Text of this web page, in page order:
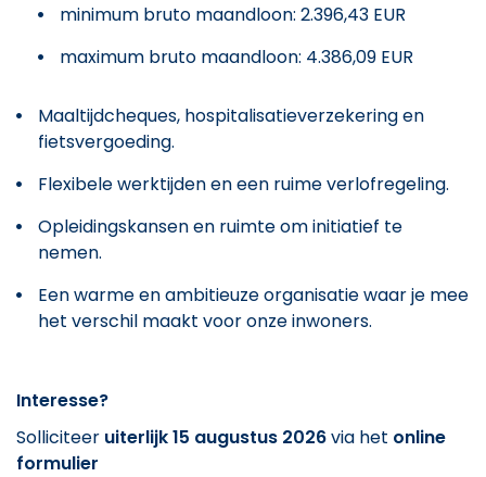
minimum bruto maandloon: 2.396,43 EUR
maximum bruto maandloon: 4.386,09 EUR
Maaltijdcheques, hospitalisatieverzekering en
fietsvergoeding.
Flexibele werktijden en een ruime verlofregeling.
Opleidingskansen en ruimte om initiatief te
nemen.
Een warme en ambitieuze organisatie waar je mee
het verschil maakt voor onze inwoners.
Interesse?
Solliciteer uiterlijk 15 augustus 2026via het online
formulier